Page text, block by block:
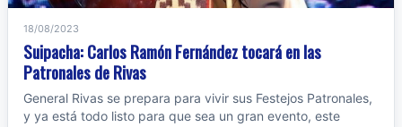
18/08/2023
Suipacha: Carlos Ramón Fernández tocará en las
Patronales de Rivas
General Rivas se prepara para vivir sus Festejos Patronales,
y ya está todo listo para que sea un gran evento, este